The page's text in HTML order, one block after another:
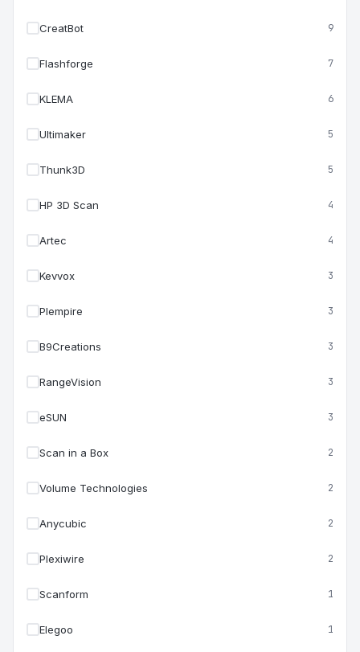
CreatBot 9
Flashforge 7
KLEMA 6
Ultimaker 5
Thunk3D 5
HP 3D Scan 4
Artec 4
Kevvox 3
Plempire 3
B9Creations 3
RangeVision 3
eSUN 3
Scan in a Box 2
Volume Technologies 2
Anycubic 2
Plexiwire 2
Scanform 1
Elegoo 1